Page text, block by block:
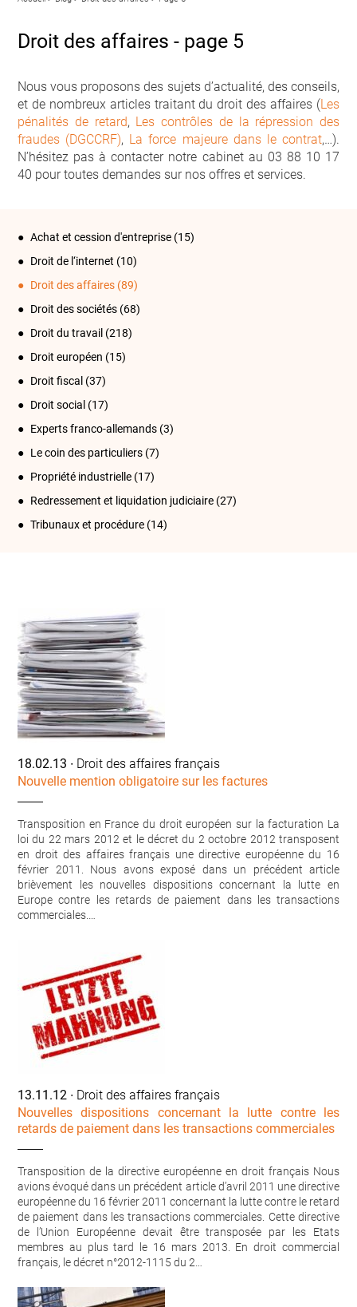
Droit des affaires - page 5
Nous vous proposons des sujets d’actualité, des conseils,
et de nombreux articles traitant du droit des affaires (Les
pénalités de retard, Les contrôles de la répression des
fraudes (DGCCRF), La force majeure dans le contrat,…).
N’hésitez pas à contacter notre cabinet au 03 88 10 17
40 pour toutes demandes sur nos offres et services.
Achat et cession d'entreprise (15)
Droit de l‘internet (10)
Droit des affaires (89)
Droit des sociétés (68)
Droit du travail (218)
Droit européen (15)
Droit fiscal (37)
Droit social (17)
Experts franco-allemands (3)
Le coin des particuliers (7)
Propriété industrielle (17)
Redressement et liquidation judiciaire (27)
Tribunaux et procédure (14)
18.02.13 ∙ Droit des affaires français
Nouvelle mention obligatoire sur les factures
Transposition en France du droit européen sur la facturation La
loi du 22 mars 2012 et le décret du 2 octobre 2012 transposent
en droit des affaires français une directive européenne du 16
février 2011. Nous avons exposé dans un précédent article
brièvement les nouvelles dispositions concernant la lutte en
Europe contre les retards de paiement dans les transactions
commerciales.…
13.11.12 ∙ Droit des affaires français
Nouvelles dispositions concernant la lutte contre les
retards de paiement dans les transactions commerciales
Transposition de la directive européenne en droit français Nous
avions évoqué dans un précédent article d’avril 2011 une directive
européenne du 16 février 2011 concernant la lutte contre le retard
de paiement dans les transactions commerciales. Cette directive
de l’Union Européenne devait être transposée par les Etats
membres au plus tard le 16 mars 2013. En droit commercial
français, le décret n°2012-1115 du 2…